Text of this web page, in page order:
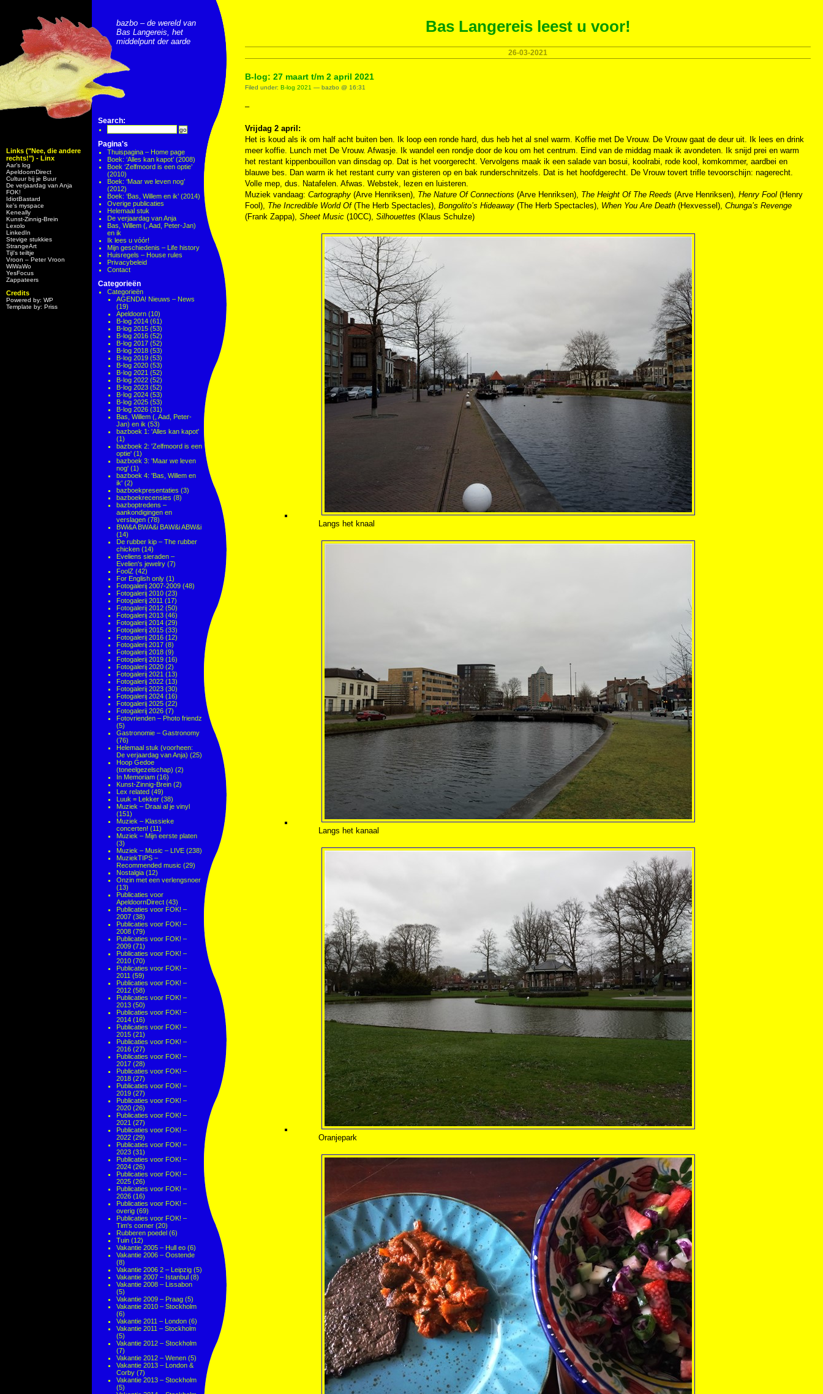
Links ("Nee, die andere
rechts!") - Linx
Aar’s log
ApeldoornDirect
Cultuur bij je Buur
De verjaardag van Anja
FOK!
IdiotBastard
ke's myspace
Keneally
Kunst-Zinnig-Brein
Lexolo
LinkedIn
Stevige stukkies
StrangeArt
Tijl’s teiltje
Vroon – Peter Vroon
WiWaWo
YesFocus
Zappateers
Credits
Powered by: WP
Template by: Priss
bazbo – de wereld van
Bas Langereis, het
middelpunt der aarde
Search:
Pagina's
Thuispagina – Home page
Boek: ‘Alles kan kapot’ (2008)
Boek ‘Zelfmoord is een optie’
(2010)
Boek: ‘Maar we leven nog’
(2012)
Boek: ‘Bas, Willem en ik’ (2014)
Overige publicaties
Helemaal stuk
De verjaardag van Anja
Bas, Willem (, Aad, Peter-Jan)
en ik
Ik lees u vóór!
Mijn geschiedenis – Life history
Huisregels – House rules
Privacybeleid
Contact
Categorieën
Categorieën
AGENDA! Nieuws – News
(19)
Apeldoorn (10)
B-log 2014 (61)
B-log 2015 (53)
B-log 2016 (52)
B-log 2017 (52)
B-log 2018 (53)
B-log 2019 (53)
B-log 2020 (53)
B-log 2021 (52)
B-log 2022 (52)
B-log 2023 (52)
B-log 2024 (53)
B-log 2025 (53)
B-log 2026 (31)
Bas, Willem (, Aad, Peter-
Jan) en ik (53)
bazboek 1: 'Alles kan kapot'
(1)
bazboek 2: 'Zelfmoord is een
optie' (1)
bazboek 3: 'Maar we leven
nog' (1)
bazboek 4: 'Bas, Willem en
ik' (2)
bazboekpresentaties (3)
bazboekrecensies (8)
bazboptredens –
aankondigingen en
verslagen (78)
BWi&A BWA&i BAW&i ABW&i
(14)
De rubber kip – The rubber
chicken (14)
Eveliens sieraden –
Evelien's jewelry (7)
FoolZ (42)
For English only (1)
Fotogalerij 2007-2009 (48)
Fotogalerij 2010 (23)
Fotogalerij 2011 (17)
Fotogalerij 2012 (50)
Fotogalerij 2013 (46)
Fotogalerij 2014 (29)
Fotogalerij 2015 (33)
Fotogalerij 2016 (12)
Fotogalerij 2017 (8)
Fotogalerij 2018 (9)
Fotogalerij 2019 (16)
Fotogalerij 2020 (2)
Fotogalerij 2021 (13)
Fotogalerij 2022 (13)
Fotogalerij 2023 (30)
Fotogalerij 2024 (16)
Fotogalerij 2025 (22)
Fotogalerij 2026 (7)
Fotovrienden – Photo friendz
(5)
Gastronomie – Gastronomy
(76)
Helemaal stuk (voorheen:
De verjaardag van Anja) (25)
Hoop Gedoe
(toneelgezelschap) (2)
In Memoriam (16)
Kunst-Zinnig-Brein (2)
Lex related (49)
Luuk = Lekker (38)
Muziek – Draai al je vinyl
(151)
Muziek – Klassieke
concerten! (11)
Muziek – Mijn eerste platen
(3)
Muziek – Music – LIVE (238)
MuziekTIPS –
Recommended music (29)
Nostalgia (12)
Onzin met een verlengsnoer
(13)
Publicaties voor
ApeldoornDirect (43)
Publicaties voor FOK! –
2007 (38)
Publicaties voor FOK! –
2008 (79)
Publicaties voor FOK! –
2009 (71)
Publicaties voor FOK! –
2010 (70)
Publicaties voor FOK! –
2011 (59)
Publicaties voor FOK! –
2012 (58)
Publicaties voor FOK! –
2013 (50)
Publicaties voor FOK! –
2014 (16)
Publicaties voor FOK! –
2015 (21)
Publicaties voor FOK! –
2016 (27)
Publicaties voor FOK! –
2017 (28)
Publicaties voor FOK! –
2018 (27)
Publicaties voor FOK! –
2019 (27)
Publicaties voor FOK! –
2020 (26)
Publicaties voor FOK! –
2021 (27)
Publicaties voor FOK! –
2022 (29)
Publicaties voor FOK! –
2023 (31)
Publicaties voor FOK! –
2024 (26)
Publicaties voor FOK! –
2025 (26)
Publicaties voor FOK! –
2026 (16)
Publicaties voor FOK! –
overig (69)
Publicaties voor FOK! –
Tim's corner (20)
Rubberen poedel (6)
Tuin (12)
Vakantie 2005 – Hull eo (6)
Vakantie 2006 – Oostende
(8)
Vakantie 2006 2 – Leipzig (5)
Vakantie 2007 – Istanbul (8)
Vakantie 2008 – Lissabon
(5)
Vakantie 2009 – Praag (5)
Vakantie 2010 – Stockholm
(6)
Vakantie 2011 – London (6)
Vakantie 2011 – Stockholm
(5)
Vakantie 2012 – Stockholm
(7)
Vakantie 2012 – Wenen (5)
Vakantie 2013 – London &
Corby (7)
Vakantie 2013 – Stockholm
(5)
Bas Langereis leest u voor!
26-03-2021
B-log: 27 maart t/m 2 april 2021
Filed under: B-log 2021 — bazbo @ 16:31
–
Vrijdag 2 april:
Het is koud als ik om half acht buiten ben. Ik loop een ronde hard, dus heb het al snel warm. Koffie met De Vrouw. De Vrouw gaat de deur uit. Ik lees en drink
meer koffie. Lunch met De Vrouw. Afwasje. Ik wandel een rondje door de kou om het centrum. Eind van de middag maak ik avondeten. Ik snijd prei en warm
het restant kippenbouillon van dinsdag op. Dat is het voorgerecht. Vervolgens maak ik een salade van bosui, koolrabi, rode kool, komkommer, aardbei en
blauwe bes. Dan warm ik het restant curry van gisteren op en bak runderschnitzels. Dat is het hoofdgerecht. De Vrouw tovert trifle tevoorschijn: nagerecht.
Volle mep, dus. Natafelen. Afwas. Webstek, lezen en luisteren.
Muziek vandaag: Cartography (Arve Henriksen), The Nature Of Connections (Arve Henriksen), The Height Of The Reeds (Arve Henriksen), Henry Fool (Henry
Fool), The Incredible World Of(The Herb Spectacles), Bongolito’s Hideaway (The Herb Spectacles), When You Are Death (Hexvessel), Chunga’s Revenge
(Frank Zappa), Sheet Music (10CC), Silhouettes (Klaus Schulze)
Langs het knaal
Langs het kanaal
Oranjepark